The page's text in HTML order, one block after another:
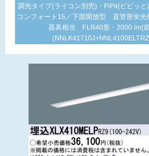
調光タイプ(ライコン別売)・PiPit(ピピッ
コンフォート15／下面開放型 直管形蛍光
器具相当 FLR40形・2000 lm(